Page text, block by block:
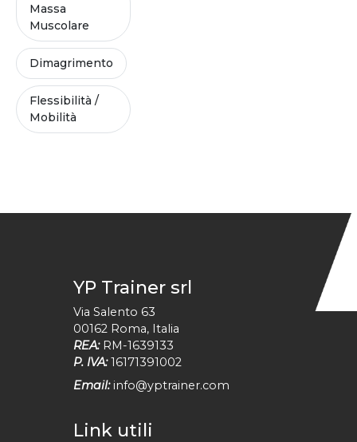
Massa
Muscolare
Dimagrimento
Flessibilità /
Mobilità
YP Trainer srl
Via Salento 63
00162 Roma, Italia
REA: RM-1639133
P. IVA: 16171391002
Email: info@yptrainer.com
Link utili